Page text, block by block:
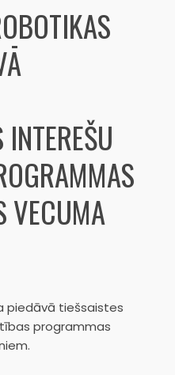
VECUMA
piedāvā tiešsaistes
programmas